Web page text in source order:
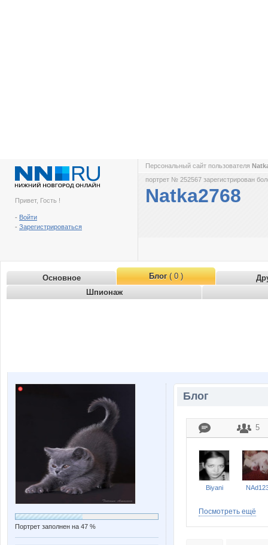
Привет, Гость !
- Войти
- Зарегистрироваться
Персональный сайт пользователя
портрет № 252567 зарегистрирован
Natka2768
Основное Блог( 0 )
Шпионаж
Портрет заполнен на 47 %
Блог
5
Biyani
Посмотреть ещё